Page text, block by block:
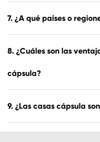
7. ¿A qué países o
8. ¿Cuáles son las
cápsula?
9. ¿Las casas cápsula